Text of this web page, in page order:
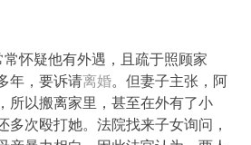
怀疑他有外遇，且疏于照顾家
年，要诉请离婚。但妻子主张，阿
所以搬离家里，甚至在外有了小
多次殴打她。法院找来子女询问，